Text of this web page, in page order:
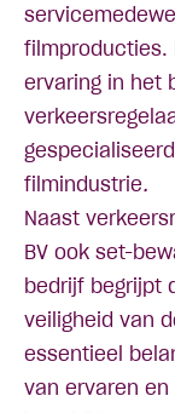
filmproducties.
ervaring in het
filmindustrie.
Naast
BV ook set-
bedrijf begrijpt
veiligheid van
essentieel
van ervaren